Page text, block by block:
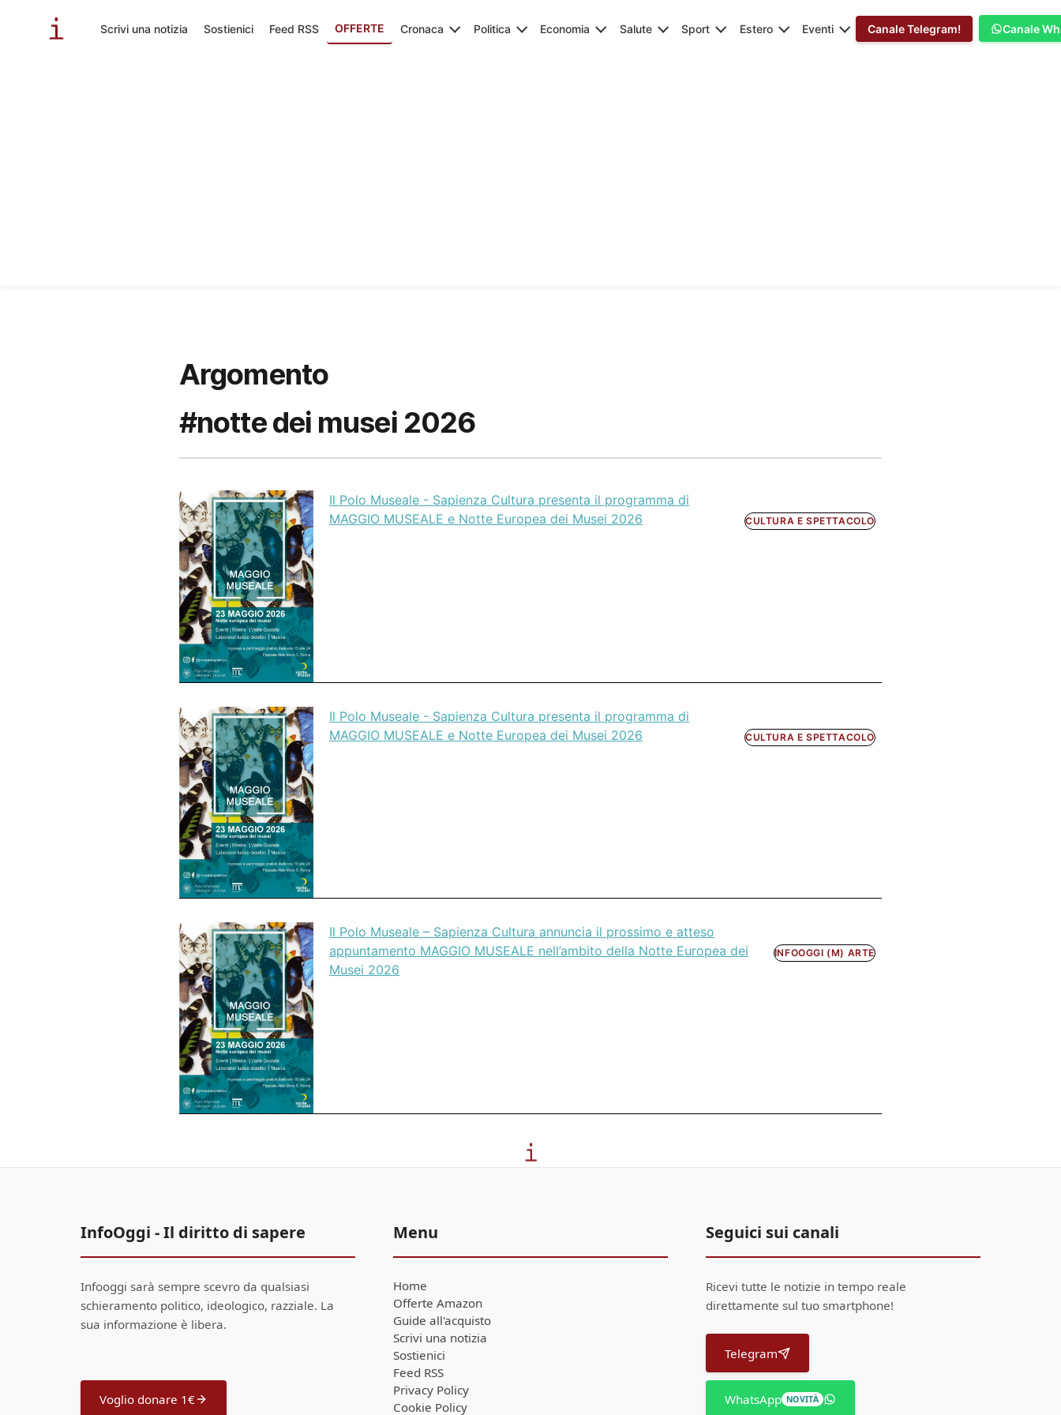
Scrivi una notizia Sostienici Feed RSS OFFERTE Cronaca Politica Economia Salute Sport Estero Eventi Canale Telegram! Canale
Argomento
#notte dei musei 2026
Il Polo Museale - Sapienza Cultura presenta il programma di
MAGGIO MUSEALE e Notte Europea dei Musei 2026
CULTURA E SPETTACOLO
Il Polo Museale - Sapienza Cultura presenta il programma di
MAGGIO MUSEALE e Notte Europea dei Musei 2026
CULTURA E SPETTACOLO
Il Polo Museale – Sapienza Cultura annuncia il prossimo e atteso
appuntamento MAGGIO MUSEALE nell’ambito della Notte Europea dei
Musei 2026
INFOOGGI (M) ARTE
InfoOggi - Il diritto di sapere
Infooggi sarà sempre scevro da qualsiasi
schieramento politico, ideologico, razziale. La
sua informazione è libera.
Voglio donare 1€
Menu
Home
Offerte Amazon
Guide all'acquisto
Scrivi una notizia
Sostienici
Feed RSS
Privacy Policy
Cookie Policy
Seguici sui canali
Ricevi tutte le notizie in tempo reale
direttamente sul tuo smartphone!
Telegram
WhatsApp NOVITÀ